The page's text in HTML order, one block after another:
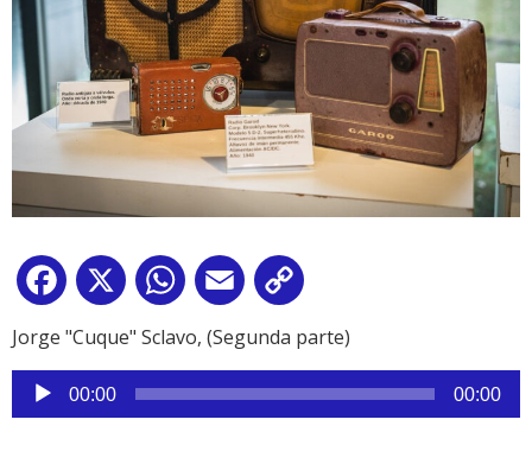
Facebook
X WhatsApp
Email
Link
Jorge "Cuque" Sclavo, (Segunda parte)
Reproductor
de
00:00 00:00